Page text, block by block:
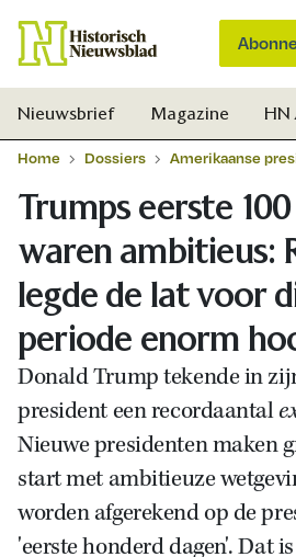
Nieuwsbrief Magazine HN
Home Dossiers Amerikaanse
Trumps eerste
waren ambitieus:
legde de lat voor
periode enorm
Donald Trump tekende in
president een recordaantal
Nieuwe presidenten maken
start met ambitieuze
worden afgerekend op de
'eerste honderd dagen'.Dat